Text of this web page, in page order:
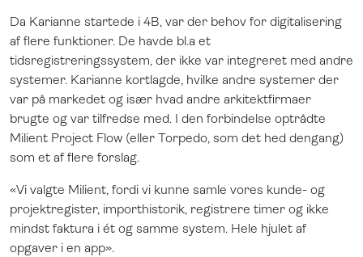
Da Karianne startede i 4B, var der behov for digitalisering
af flere funktioner. De havde bl.a et
tidsregistreringssystem, der ikke var integreret med andre
systemer. Karianne kortlagde, hvilke andre systemer der
var på markedet og især hvad andre arkitektfirmaer
brugte og var tilfredse med. ​​I den forbindelse optrådte
Milient Project Flow (eller Torpedo, som det hed dengang)
som et af flere forslag.
«Vi valgte Milient, fordi vi kunne samle vores kunde- og
projektregister, importhistorik, registrere timer og ikke
mindst faktura i ét og samme system. Hele hjulet af
opgaver i en app».